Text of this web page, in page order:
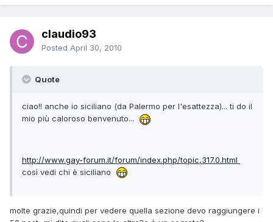
claudio93
Posted April 30, 2010
Quote
ciao!! anche io siciliano (da Palermo per l'esattezza)... ti do il
mio più caloroso benvenuto...
http://www.gay-forum.it/forum/index.php/topic,317.0.html
così vedi chi è siciliano
molte grazie,quindi per vedere quella sezione devo raggiungere i